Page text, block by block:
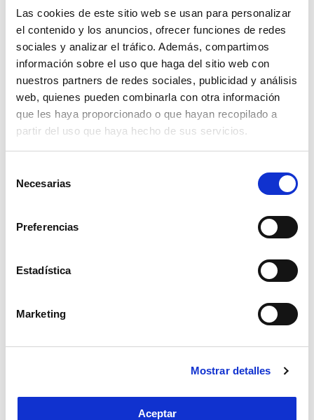
Las cookies de este sitio web se usan para personalizar
el contenido y los anuncios, ofrecer funciones de redes
sociales y analizar el tráfico. Además, compartimos
información sobre el uso que haga del sitio web con
nuestros partners de redes sociales, publicidad y análisis
web, quienes pueden combinarla con otra información
que les haya proporcionado o que hayan recopilado a
partir del uso que haya hecho de sus servicios.
Necesarias
Preferencias
Estadística
Marketing
Mostrar detalles
Aceptar
desarrollar la capacidad de pensamiento rápido y
tomar decisiones en situaciones bajo presión.
Ejercicios de memoria entretenidos para
personas mayores
Más allá de los beneficios a nivel cognitivo, jugar con
nuevos adultos mayores les hará sentirse
acompañados, independientes y por tanto, más
felices, lo que sin duda mejorará vuestras vidas.
Estos son algunos juegos entretenidos para pasar un
buen momento mientras ejercitáis la memoria:
Cantar una canción sin leer el texto, cantando de
memoria.En este juego el objetivo principal es ver
canciones favoritas o las más famosas de su época
para pasar un momento divertido tanto como
Reunir objetos de distinta índole en una caja y
divertido juego promueve que los jugadores deban
pensar de manera creativa para encontrar objetos
que riman entre sí (gato-pato, botón-ratón), en el